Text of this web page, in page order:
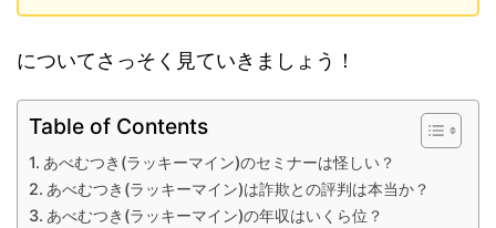
についてさっそく見ていきましょう！
Table of Contents
あべむつき(ラッキーマイン)のセミナーは怪しい？
あべむつき(ラッキーマイン)は詐欺との評判は本当か？
あべむつき(ラッキーマイン)の年収はいくら位？